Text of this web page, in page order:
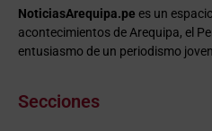
NoticiasArequipa.pe es un
acontecimientos de Arequipa, el
entusiasmo de un periodismo
Secciones